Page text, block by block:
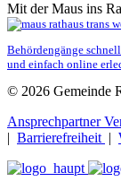
Mit der Maus ins
Behördengänge schnell
und einfach online
© 2026 Gemeinde
Ansprechpartner
| Barrierefreiheit |